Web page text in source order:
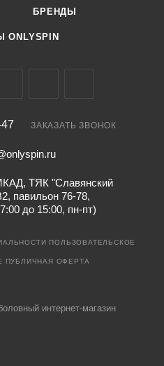
БРЕНДЫ
ЗАКАЗАТЬ ЗВОНОК
ТЯК "Славянский
павильон 76-78,
до 15:00, пн-пт)
ПОЛЬЗОВАТЕЛЬСКОЕ
ПУБЛИЧНАЯ ОФЕРТА
интернет-магазин